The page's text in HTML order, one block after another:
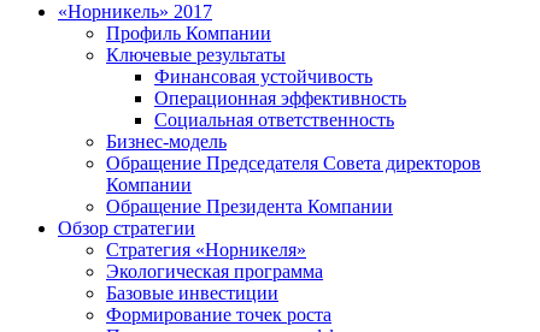
«Норникель» 2017
Профиль Компании
Ключевые результаты
Финансовая устойчивость
Операционная эффективность
Социальная ответственность
Бизнес-модель
Обращение Председателя Совета директоров
Компании
Обращение Президента Компании
Обзор стратегии
Стратегия «Норникеля»
Экологическая программа
Базовые инвестиции
Формирование точек роста